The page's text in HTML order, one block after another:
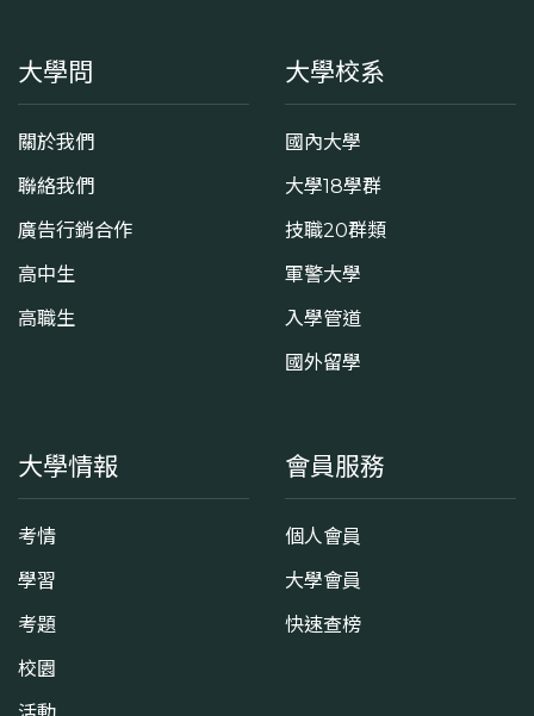
大學問
關於我們
聯絡我們
廣告行銷合作
高中生
高職生
大學校系
國內大學
大學18學群
技職20群類
軍警大學
入學管道
國外留學
大學情報
考情
學習
考題
校園
會員服務
個人會員
大學會員
快速查榜